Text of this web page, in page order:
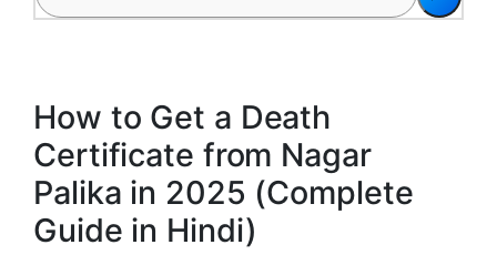
How to Get a Death
Certificate from Nagar
Palika in 2025 (Complete
Guide in Hindi)